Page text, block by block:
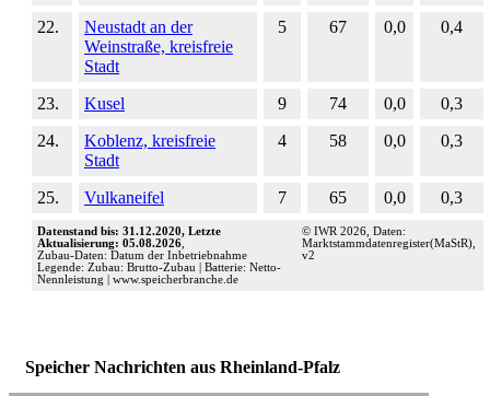
22.
Neustadt an der
Weinstraße, kreisfreie
Stadt
5 67 0,0 0,4
23. Kusel 9 74 0,0
0,3
24.
Koblenz, kreisfreie
Stadt
4 58 0,0 0,3
25. Vulkaneifel 7 65 0,0 0,3
Datenstand bis: 31.12.2020, Letzte
Aktualisierung: 05.08.2026
Zubau-Daten: Datum der Inbetriebnahme
Legende: Zubau: Brutto-Zubau | Batterie: Netto-
Nennleistung | www.speicherbranche.de
© IWR 2026, Daten:
Marktstammdatenregister(MaStR),
v2
Speicher Nachrichten aus Rheinland-Pfalz